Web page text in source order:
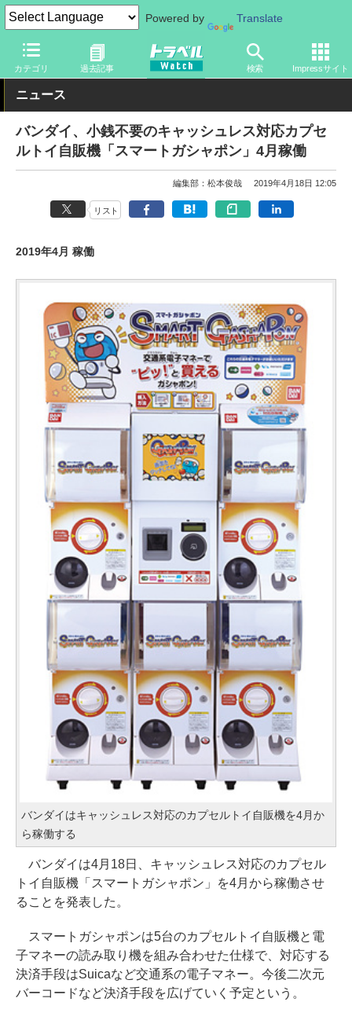
Powered by Translate
カテゴリ 過去記事 検索 Impressサイト
トラベル Watch 旅の情報 カード・電子マネー 交通系ICカード
ニュース
バンダイ、小銭不要のキャッシュレス対応カプセ
ルトイ自販機「スマートガシャポン」4月稼働
編集部：松本俊哉 2019年4月18日 12:05
リスト
2019年4月 稼働
バンダイはキャッシュレス対応のカプセルトイ自販機を4月か
ら稼働する
バンダイは4月18日、キャッシュレス対応のカプセル
トイ自販機「スマートガシャポン」を4月から稼働させ
ることを発表した。
スマートガシャポンは5台のカプセルトイ自販機と電
子マネーの読み取り機を組み合わせた仕様で、対応する
決済手段はSuicaなど交通系の電子マネー。今後二次元
バーコードなど決済手段を広げていく予定という。